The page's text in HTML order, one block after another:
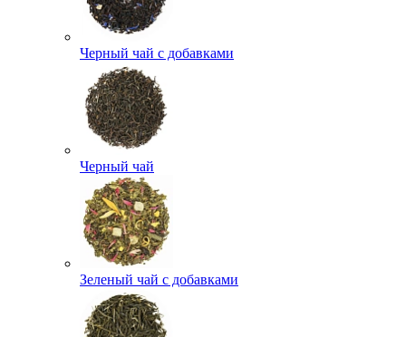
Черный чай с добавками
Черный чай
Зеленый чай с добавками